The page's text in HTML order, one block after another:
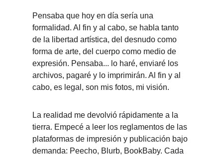
Pensaba que hoy en día sería una
formalidad. Al fin y al cabo, se habla tanto
de la libertad artística, del desnudo como
forma de arte, del cuerpo como medio de
expresión. Pensaba... lo haré, enviaré los
archivos, pagaré y lo imprimirán. Al fin y al
cabo, es legal, son mis fotos, mi visión.
La realidad me devolvió rápidamente a la
tierra. Empecé a leer los reglamentos de las
plataformas de impresión y publicación bajo
demanda: Peecho, Blurb, BookBaby. Cada